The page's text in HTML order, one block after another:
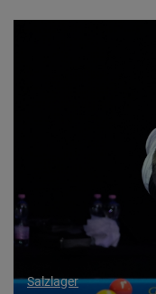
Salzlager